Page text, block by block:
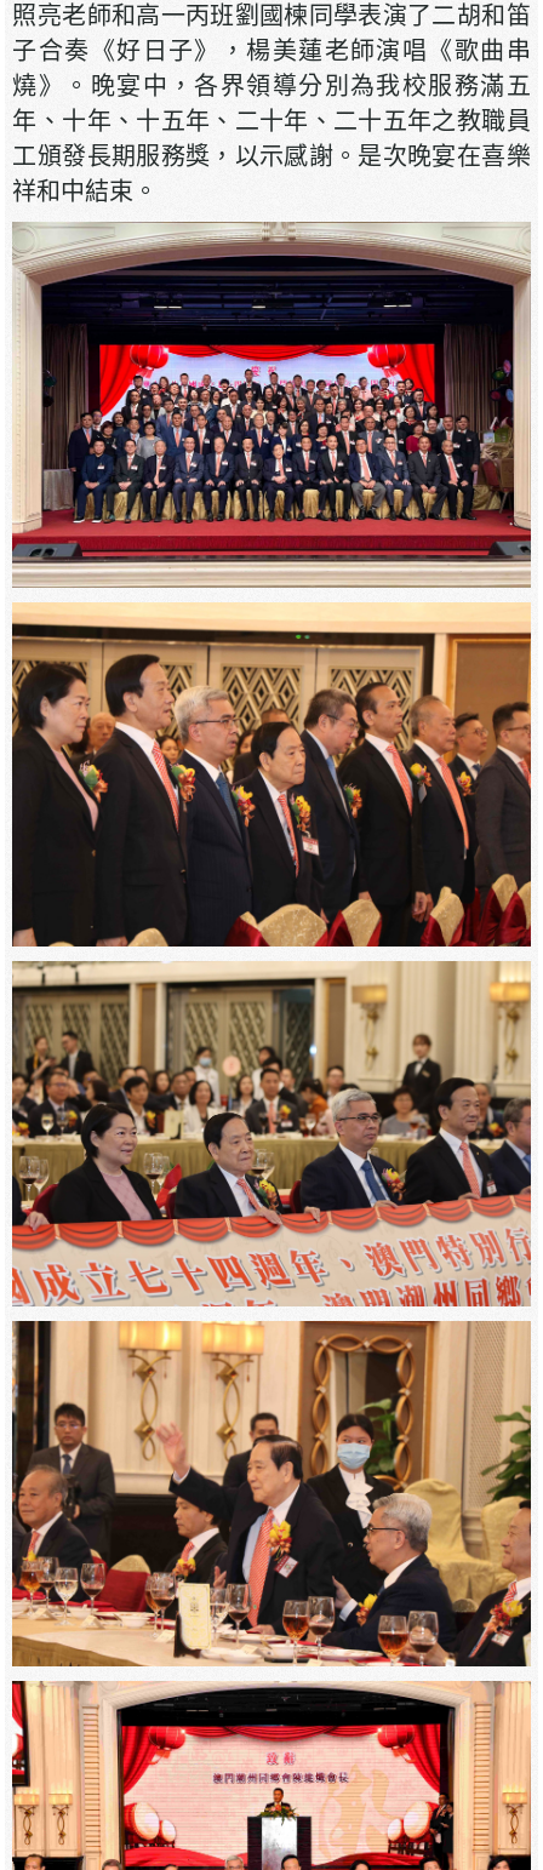
照亮老師和高一丙班劉國楝同學表演了二胡和笛
子合奏《好日子》，楊美蓮老師演唱《歌曲串
燒》。晚宴中，各界領導分別為我校服務滿五
年、十年、十五年、二十年、二十五年之教職員
工頒發長期服務獎，以示感謝。是次晚宴在喜樂
祥和中結束。